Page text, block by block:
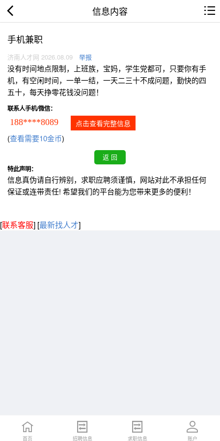
信息内容
手机兼职
济南人才网 2026.08.09 举报
没有时间地点限制，上班族，宝妈，学生党都可，只要你有手
机，有空闲时间，一单一结，一天二三十不成问题，勤快的四
五十，每天挣零花钱没问题！
联系人手机/微信：
188****8089 点击查看完整信息
(查看需要10金币)
特此声明：
信息真伪请自行辨别，求职应聘须谨慎，网站对此不承担任何
保证或连带责任! 希望我们的平台能为您带来更多的便利！
[联系客服] [最新找人才]
首页 招聘信息 求职信息 账户